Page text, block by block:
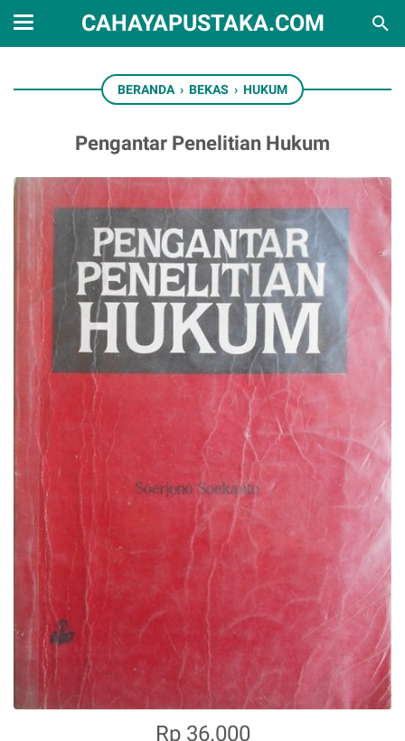
CAHAYAPUSTAKA.COM
BERANDA › BEKAS › HUKUM
Pengantar Penelitian Hukum
Rp 36.000